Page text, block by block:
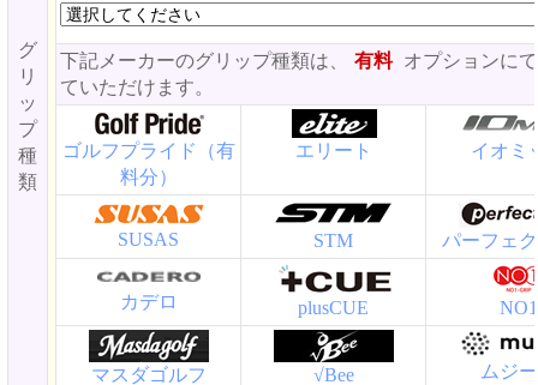
グ
リ
ッ
プ
種
類
下記メーカーのグリップ種類は、 有料 オプションに
ていただけます。
ゴルフプライド（有
料分）
エリート イオミ
SUSAS STM パーフェ
カデロ plusCUE NO1
マスダゴルフ √Bee ムジ